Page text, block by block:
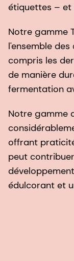
étiquettes – et
Notre gamme
l'ensemble
compris les
de manière
fermentation
Notre gamme
offrant
peut
édulcorant et